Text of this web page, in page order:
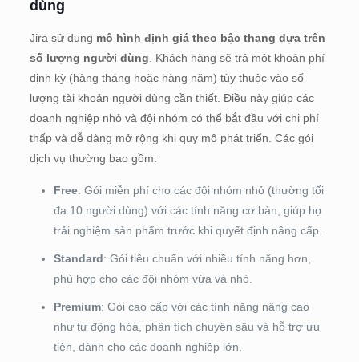
dùng
Jira sử dụng mô hình định giá theo bậc thang dựa trên
số lượng người dùng . Khách hàng sẽ trả một khoản phí
định kỳ (hàng tháng hoặc hàng năm) tùy thuộc vào số
lượng tài khoản người dùng cần thiết. Điều này giúp các
doanh nghiệp nhỏ và đội nhóm có thể bắt đầu với chi phí
thấp và dễ dàng mở rộng khi quy mô phát triển. Các gói
dịch vụ thường bao gồm:
Free: Gói miễn phí cho các đội nhóm nhỏ (thường tối
đa 10 người dùng) với các tính năng cơ bản, giúp họ
trải nghiệm sản phẩm trước khi quyết định nâng cấp.
Standard: Gói tiêu chuẩn với nhiều tính năng hơn,
phù hợp cho các đội nhóm vừa và nhỏ.
Premium: Gói cao cấp với các tính năng nâng cao
như tự động hóa, phân tích chuyên sâu và hỗ trợ ưu
tiên, dành cho các doanh nghiệp lớn.